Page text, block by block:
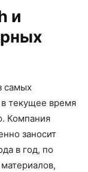
и
самых
текущее время
Компания
заносит
в год, по